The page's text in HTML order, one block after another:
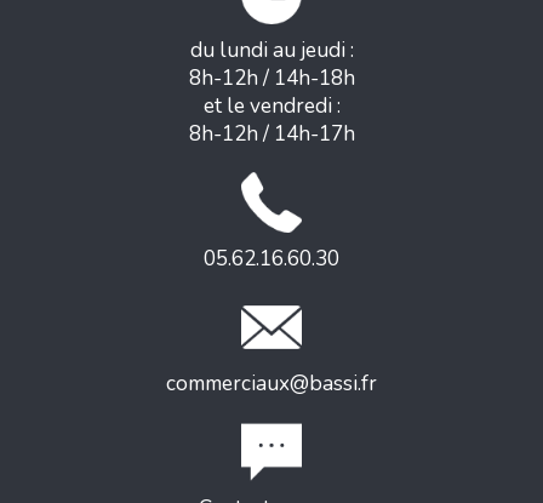
du lundi au jeudi :
8h-12h / 14h-18h
et le vendredi :
8h-12h / 14h-17h
05.62.16.60.30
commerciaux@bassi.fr